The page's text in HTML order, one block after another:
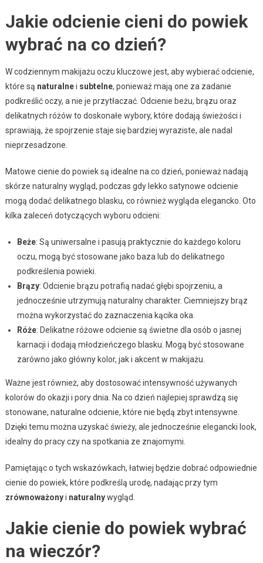
Jakie odcienie cieni do powiek
wybrać na co dzień?
W codziennym makijażu oczu kluczowe jest, aby wybierać odcienie,
które są naturalnei subtelne, ponieważ mają one za zadanie
podkreślić oczy, a nie je przytłaczać. Odcienie beżu, brązu oraz
delikatnych różów to doskonałe wybory, które dodają świeżości i
sprawiają, że spojrzenie staje się bardziej wyraziste, ale nadal
nieprzesadzone.
Matowe cienie do powiek są idealne na co dzień, ponieważ nadają
skórze naturalny wygląd, podczas gdy lekko satynowe odcienie
mogą dodać delikatnego blasku, co również wygląda elegancko. Oto
kilka zaleceń dotyczących wyboru odcieni:
Beże: Są uniwersalne i pasują praktycznie do każdego koloru
oczu, mogą być stosowane jako baza lub do delikatnego
podkreślenia powieki.
Brązy: Odcienie brązu potrafią nadać głębi spojrzeniu, a
jednocześnie utrzymują naturalny charakter. Ciemniejszy brąz
można wykorzystać do zaznaczenia kącika oka.
Róże: Delikatne różowe odcienie są świetne dla osób o jasnej
karnacji i dodają młodzieńczego blasku. Mogą być stosowane
zarówno jako główny kolor, jak i akcent w makijażu.
Ważne jest również, aby dostosować intensywność używanych
kolorów do okazji i pory dnia. Na co dzień najlepiej sprawdzą się
stonowane, naturalne odcienie, które nie będą zbyt intensywne.
Dzięki temu można uzyskać świeży, ale jednocześnie elegancki look,
idealny do pracy czy na spotkania ze znajomymi.
Pamiętając o tych wskazówkach, łatwiej będzie dobrać odpowiednie
cienie do powiek, które podkreślą urodę, nadając przy tym
zrównoważonyi naturalnywygląd.
Jakie cienie do powiek wybrać
na wieczór?